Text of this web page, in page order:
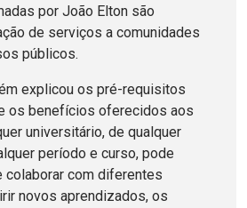
por João Elton são
de serviços a comunidades
públicos.
explicou os pré-requisitos
os benefícios oferecidos aos
universitário, de qualquer
período e curso, pode
colaborar com diferentes
novos aprendizados, os